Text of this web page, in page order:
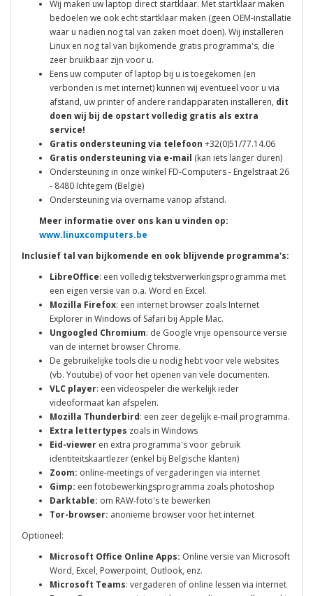
Wij maken uw laptop direct startklaar. Met startklaar maken
bedoelen we ook echt startklaar maken (geen OEM-installatie
waar u nadien nog tal van zaken moet doen). Wij installeren
Linux en nog tal van bijkomende gratis programma's, die
zeer bruikbaar zijn voor u.
Eens uw computer of laptop bij u is toegekomen (en
verbonden is met internet) kunnen wij eventueel voor u via
afstand, uw printer of andere randapparaten installeren, dit
doen wij bij de opstart volledig gratis als extra
service!
Gratis ondersteuning via telefoon +32(0)51/77.14.06
Gratis ondersteuning via e-mail (kan iets langer duren)
Ondersteuning in onze winkel FD-Computers - Engelstraat 26
- 8480 Ichtegem (België)
Ondersteuning via overname vanop afstand.
Meer informatie over ons kan u vinden op:
www.linuxcomputers.be
Inclusief tal van bijkomende en ook blijvende programma's:
LibreOffice: een volledig tekstverwerkingsprogramma met
een eigen versie van o.a. Word en Excel.
Mozilla Firefox: een internet browser zoals Internet
Explorer in Windows of Safari bij Apple Mac.
Ungoogled Chromium: de Google vrije opensource versie
van de internet browser Chrome.
De gebruikelijke tools die u nodig hebt voor vele websites
(vb. Youtube) of voor het openen van vele documenten.
VLC player: een videospeler die werkelijk ieder
videoformaat kan afspelen.
Mozilla Thunderbird: een zeer degelijk e-mail programma.
Extra lettertypes zoals in Windows
Eid-viewer en extra programma's voor gebruik
identiteitskaartlezer (enkel bij Belgische klanten)
Zoom: online-meetings of vergaderingen via internet
Gimp: een fotobewerkingsprogramma zoals photoshop
Darktable: om RAW-foto's te bewerken
Tor-browser: anonieme browser voor het internet
Optioneel:
Microsoft Office Online Apps: Online versie van Microsoft
Word, Excel, Powerpoint, Outlook, enz.
Microsoft Teams: vergaderen of online lessen via internet